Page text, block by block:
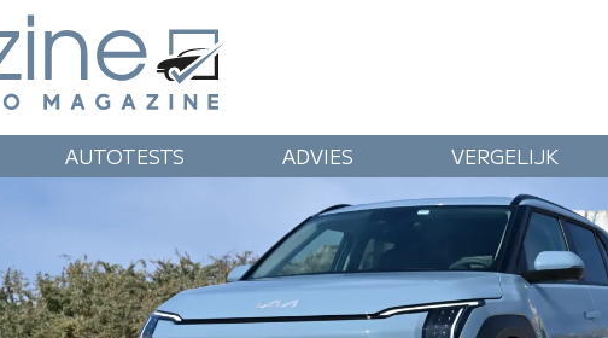
AUTOTESTS ADVIES VERGELIJK